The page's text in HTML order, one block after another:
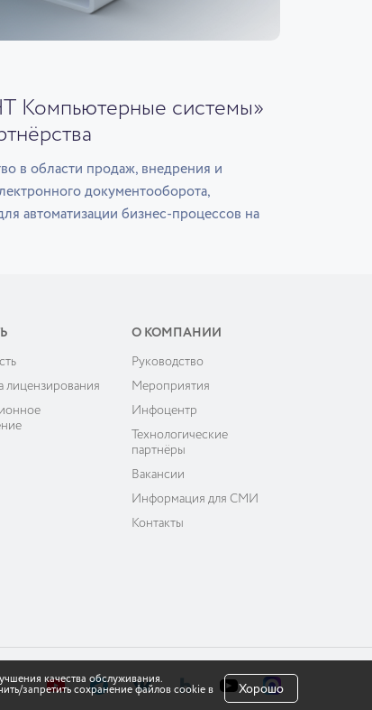
Компьютерные системы»
в области продаж, внедрения и
документооборота,
автоматизации бизнес-процессов на
лицензирования
О КОМПАНИИ
Руководство
Мероприятия
Инфоцентр
Технологические
партнёры
Вакансии
Информация для СМИ
Контакты
качества обслуживания.
запретить сохранение файлов cookie в
Хорошо